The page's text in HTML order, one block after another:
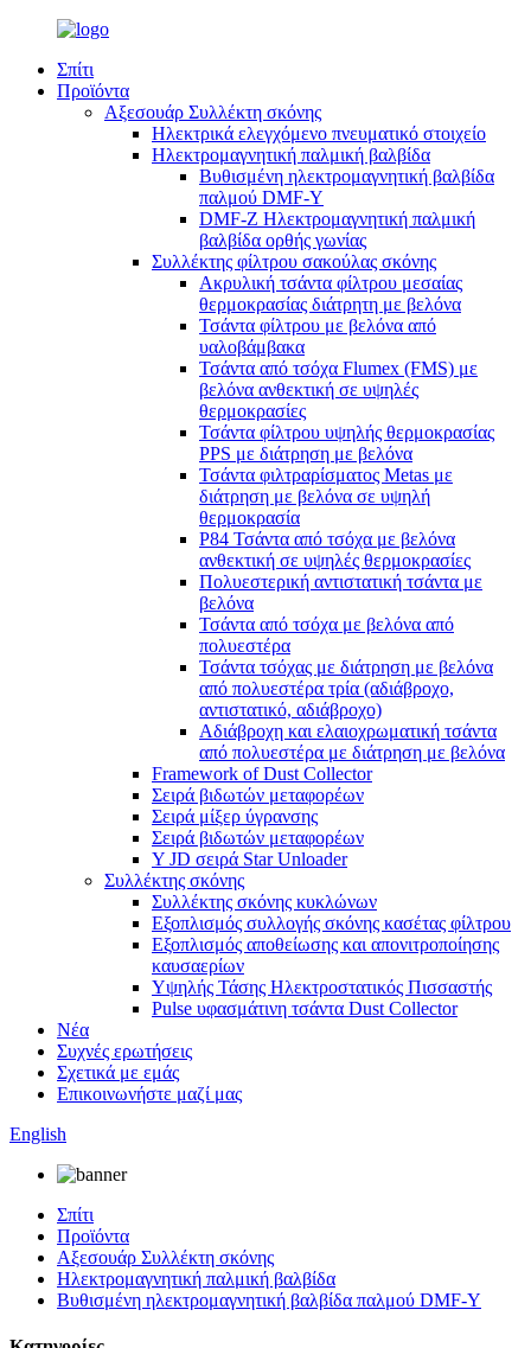
Σπίτι
Προϊόντα
Αξεσουάρ Συλλέκτη σκόνης
Ηλεκτρικά ελεγχόμενο πνευματικό στοιχείο
Ηλεκτρομαγνητική παλμική βαλβίδα
Βυθισμένη ηλεκτρομαγνητική βαλβίδα
παλμού DMF-Y
DMF-Z Ηλεκτρομαγνητική παλμική
βαλβίδα ορθής γωνίας
Συλλέκτης φίλτρου σακούλας σκόνης
Ακρυλική τσάντα φίλτρου μεσαίας
θερμοκρασίας διάτρητη με βελόνα
Τσάντα φίλτρου με βελόνα από
υαλοβάμβακα
Τσάντα από τσόχα Flumex (FMS) με
βελόνα ανθεκτική σε υψηλές
θερμοκρασίες
Τσάντα φίλτρου υψηλής θερμοκρασίας
PPS με διάτρηση με βελόνα
Τσάντα φιλτραρίσματος Metas με
διάτρηση με βελόνα σε υψηλή
θερμοκρασία
P84 Τσάντα από τσόχα με βελόνα
ανθεκτική σε υψηλές θερμοκρασίες
Πολυεστερική αντιστατική τσάντα με
βελόνα
Τσάντα από τσόχα με βελόνα από
πολυεστέρα
Τσάντα τσόχας με διάτρηση με βελόνα
από πολυεστέρα τρία (αδιάβροχο,
αντιστατικό, αδιάβροχο)
Αδιάβροχη και ελαιοχρωματική τσάντα
από πολυεστέρα με διάτρηση με βελόνα
Framework of Dust Collector
Σειρά βιδωτών μεταφορέων
Σειρά μίξερ ύγρανσης
Σειρά βιδωτών μεταφορέων
Y JD σειρά Star Unloader
Συλλέκτης σκόνης
Συλλέκτης σκόνης κυκλώνων
Εξοπλισμός συλλογής σκόνης κασέτας φίλτρου
Εξοπλισμός αποθείωσης και απονιτροποίησης
καυσαερίων
Υψηλής Τάσης Ηλεκτροστατικός Πισσαστής
Pulse υφασμάτινη τσάντα Dust Collector
Νέα
Συχνές ερωτήσεις
Σχετικά με εμάς
Επικοινωνήστε μαζί μας
English
Σπίτι
Προϊόντα
Αξεσουάρ Συλλέκτη σκόνης
Ηλεκτρομαγνητική παλμική βαλβίδα
Βυθισμένη ηλεκτρομαγνητική βαλβίδα παλμού DMF-Y